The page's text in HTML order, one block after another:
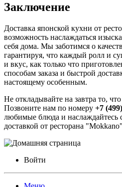
Заключение
Доставка японской кухни от
возможность наслаждаться
себя дома. Мы заботимся о
гарантируя, что каждый ролл и
и вкус, как только что
способам заказа и быстрой
настоящему особенным.
Не откладывайте на завтра то,
Позвоните нам по номеру +7
любимые блюда и
доставкой от ресторана
Войти